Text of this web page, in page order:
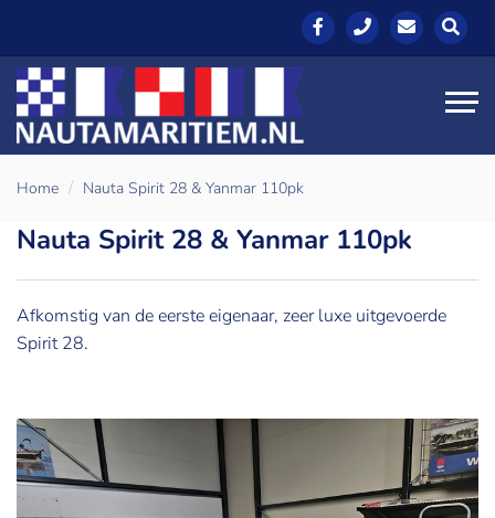
Home Nauta Spirit 28 & Yanmar 110pk
Nauta Spirit 28 & Yanmar 110pk
Afkomstig van de eerste eigenaar, zeer luxe uitgevoerde
Spirit 28.